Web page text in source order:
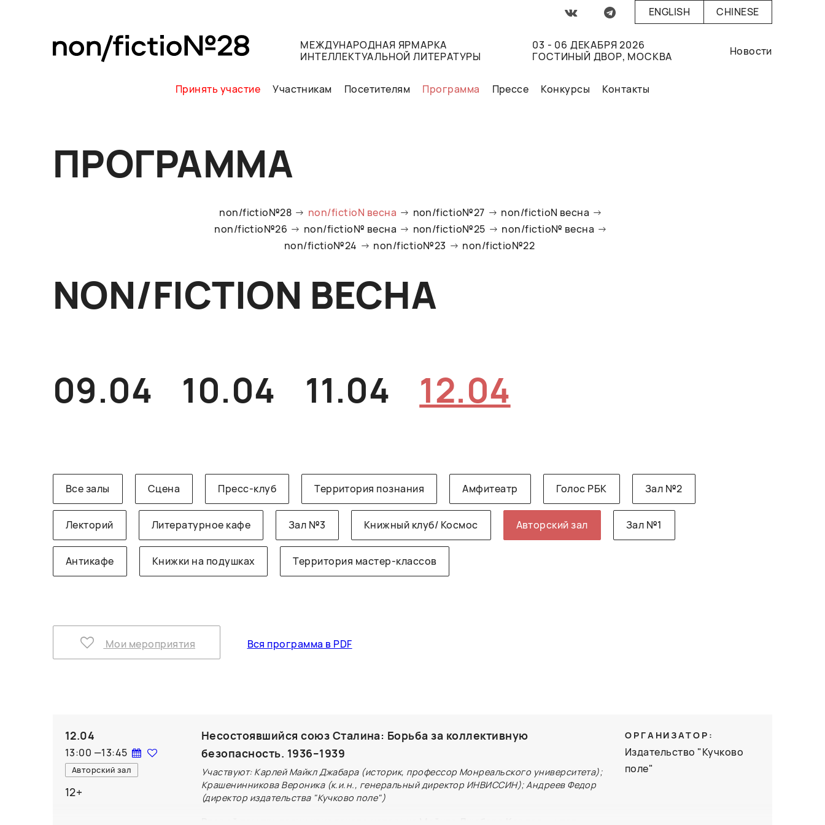
ENGLISH CHINESE
МЕЖДУНАРОДНАЯ ЯРМАРКА
ИНТЕЛЛЕКТУАЛЬНОЙ ЛИТЕРАТУРЫ
03 - 06 ДЕКАБРЯ 2026
ГОСТИНЫЙ ДВОР, МОСКВА
Новости
Принять участие Участникам Посетителям Программа Прессе Конкурсы Контакты
ПРОГРАММА
non/fictio№28 non/fictioN весна non/fictio№27
non/fictioN весна
non/fictio№26
non/fictio№ весна non/fictio№25
non/fictio№ весна
non/fictio№24
non/fictio№23 non/fictio№22
NON/FICTION ВЕСНА
09.04 10.04 11.04 12.04
Все залы Сцена Пресс-клуб Территория познания Амфитеатр Голос РБК Зал №2
Лекторий Литературное кафе Зал №3 Книжный клуб/ Космос Авторский зал Зал №1
Антикафе Книжки на подушках Территория мастер-классов
Мои мероприятия Вся программа в PDF
12.04
13:00 —13:45
Авторский зал
12+
Несостоявшийся союз Сталина: Борьба за коллективную
безопасность. 1936–1939
Участвуют: Карлей Майкл Джабара (историк, профессор Монреальского университета);
Крашенинникова Вероника (к.и.н., генеральный директор ИНВИССИН); Андреев Федор
(директор издательства "Кучково поле")
ОРГАНИЗАТОР:
Издательство "Кучково
поле"